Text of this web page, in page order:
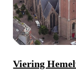
Viering